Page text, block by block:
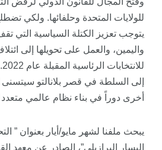
للولايات المتحدة وحلفائها. ولكي
يتوجب تعزيز الكتلة السياسية التي
واليمين، والعمل على تحويلها إلى
إلى السلطة في قصر بلانالتو
أخرى دوراً في بناء نظام عالمي
يبحث ملفنا لشهر مايو/أيار بعنوان ”
اليسار البرازيلي”، الصادر عن معهد